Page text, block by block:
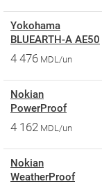
Yokohama
BLUEARTH-A AE50
4 476 MDL/un
Nokian
PowerProof
4 162 MDL/un
Nokian
WeatherProof